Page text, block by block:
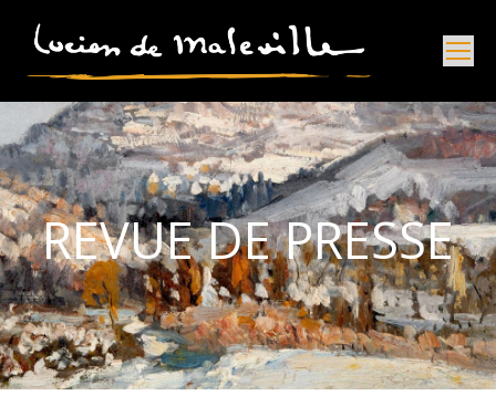
REVUE DE PRESSE